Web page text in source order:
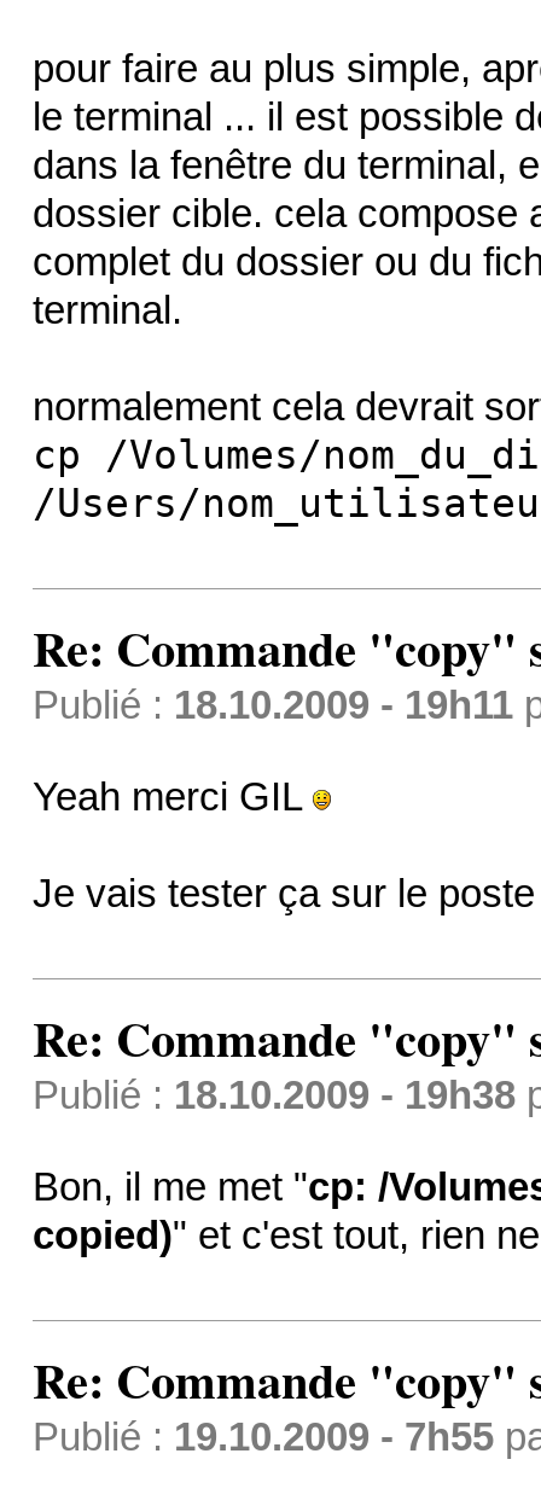
pour faire au plus simple,
le terminal ... il est possible
dans la fenêtre du terminal,
dossier cible. cela compose
complet du dossier ou du
terminal.
normalement cela devrait
cp /Volumes/
/Users/
Re: Commande "copy"
Publié : 18.10.2009 - 19h11
Yeah merci GIL
Je vais tester ça sur le
Re: Commande "copy"
Publié : 18.10.2009 - 19h38
Bon, il me met "cp: /
copied)" et c'est tout, rien
Re: Commande "copy"
Publié : 19.10.2009 - 7h55